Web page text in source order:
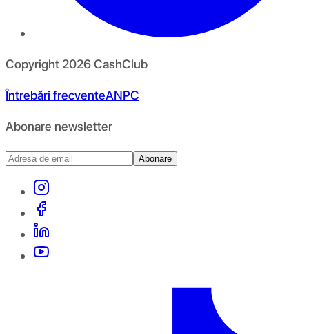
Copyright 2026CashClub
Întrebări frecventeANPC
Abonare newsletter
Abonare